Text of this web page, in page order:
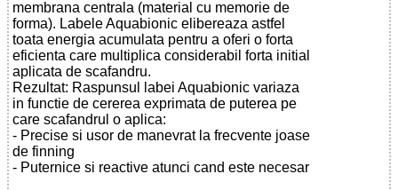
membrana centrala (material cu memorie de
forma). Labele Aquabionic elibereaza astfel
toata energia acumulata pentru a oferi o forta
eficienta care multiplica considerabil forta initial
aplicata de scafandru.
Rezultat: Raspunsul labei Aquabionic variaza
in functie de cererea exprimata de puterea pe
care scafandrul o aplica:
- Precise si usor de manevrat la frecvente joase
de finning
- Puternice si reactive atunci cand este necesar